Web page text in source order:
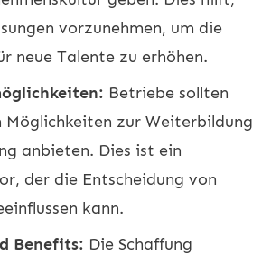
vorzunehmen, um die
Talente zu erhöhen.
Betriebe sollten
Möglichkeiten zur Weiterbildung
anbieten. Dies ist ein
der die Entscheidung von
kann.
Benefits: Die Schaffung